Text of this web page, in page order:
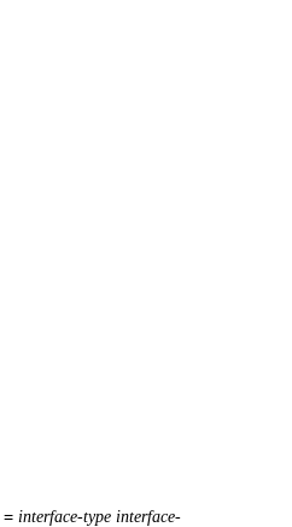
= interface-type interface-